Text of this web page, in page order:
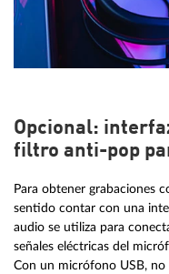
Opcional:
filtro anti-pop
Para obtener grabaciones
sentido contar con una
audio se utiliza para
señales eléctricas del
Con un micrófono USB,